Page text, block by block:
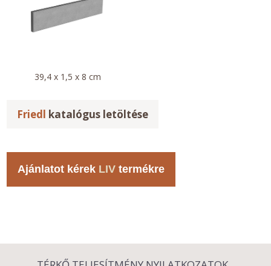
39,4 x 1,5 x 8 cm
Friedl katalógus letöltése
Ajánlatot kérek LIV termékre